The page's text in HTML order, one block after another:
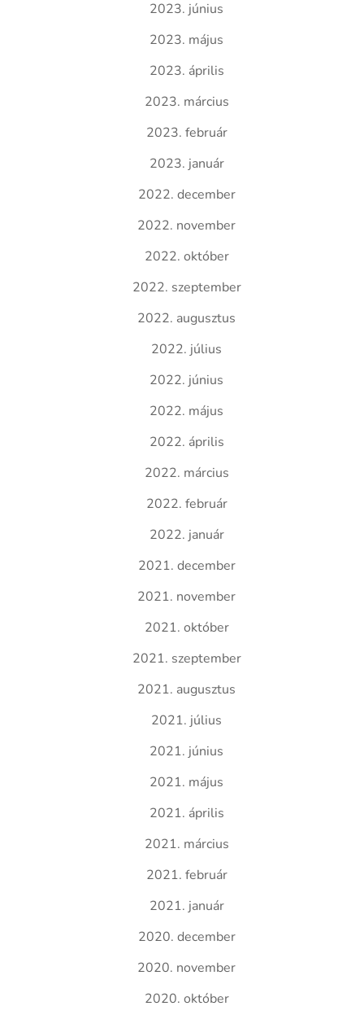
2023. június
2023. május
2023. április
2023. március
2023. február
2023. január
2022. december
2022. november
2022. október
2022. szeptember
2022. augusztus
2022. július
2022. június
2022. május
2022. április
2022. március
2022. február
2022. január
2021. december
2021. november
2021. október
2021. szeptember
2021. augusztus
2021. július
2021. június
2021. május
2021. április
2021. március
2021. február
2021. január
2020. december
2020. november
2020. október